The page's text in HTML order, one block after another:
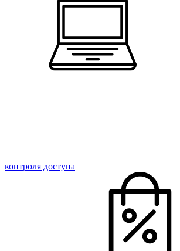
контроля доступа